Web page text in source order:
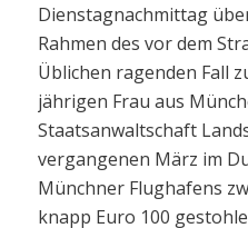
Dienstagnachmittag
Rahmen des vor dem
Üblichen ragenden Fall
jährigen Frau aus
Staatsanwaltschaft
vergangenen März im
Münchner Flughafens
knapp Euro 100